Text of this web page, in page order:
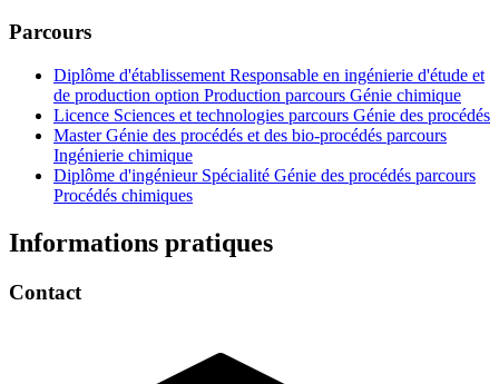
Parcours
Diplôme d'établissement Responsable en ingénierie d'étude et
de production option Production parcours Génie chimique
Licence Sciences et technologies parcours Génie des procédés
Master Génie des procédés et des bio-procédés parcours
Ingénierie chimique
Diplôme d'ingénieur Spécialité Génie des procédés parcours
Procédés chimiques
Informations pratiques
Contact